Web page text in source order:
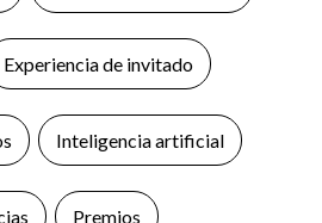
Experiencia de invitado
Inteligencia artificial
Premios